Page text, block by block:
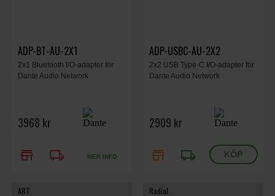
ADP-BT-AU-2X1
2x1 Bluetooth I/O-adapter för
Dante Audio Network
3968 kr
store local_shipping MER INFO
ADP-USBC-AU-2X2
2x2 USB Type-C I/O-adapter för
Dante Audio Network
2909 kr
store local_shipping
ART Radial